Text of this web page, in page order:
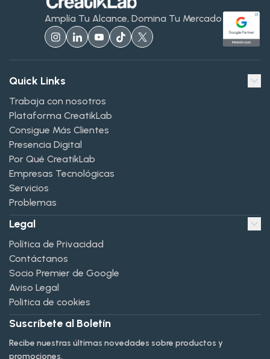
Amplía Tu Alcance, Domina Tu Mercado
Quick Links
Trabaja con nosotros
Plataforma CreatikLab
Consigue Más Clientes
Presencia Digital
Por Qué CreatikLab
Empresas Tecnológicas
Servicios
Problemas
Legal
Política de Privacidad
Contáctanos
Socio Premier de Google
Aviso Legal
Politica de cookies
Suscríbete al Boletín
Recibe nuestras últimas novedades sobre productos y
promociones.